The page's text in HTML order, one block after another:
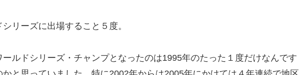
リーズに出場すること５度。
ルドシリーズ・チャンプとなったのは1995年のたった１度だけなんです